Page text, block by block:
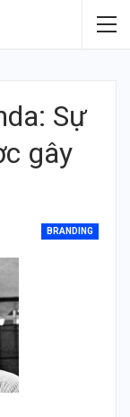
Sự
gây
BRANDING